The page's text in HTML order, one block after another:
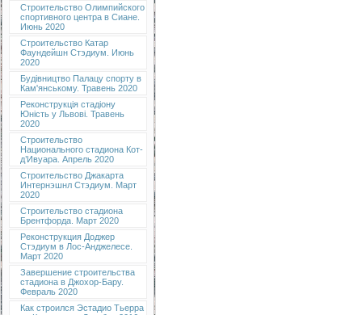
Строительство Олимпийского
спортивного центра в Сиане.
Июнь 2020
Строительство Катар
Фаундейшн Стэдиум. Июнь
2020
Будівництво Палацу спорту в
Кам'янському. Травень 2020
Реконструкція стадіону
Юність у Львові. Травень
2020
Строительство
Национального стадиона Кот-
д’Ивуара. Апрель 2020
Строительство Джакарта
Интернэшнл Стэдиум. Март
2020
Строительство стадиона
Брентфорда. Март 2020
Реконструкция Доджер
Стэдиум в Лос-Анджелесе.
Март 2020
Завершение строительства
стадиона в Джохор-Бару.
Февраль 2020
Как строился Эстадио Тьерра